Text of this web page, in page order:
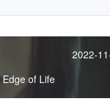
2022-
Edge of Life